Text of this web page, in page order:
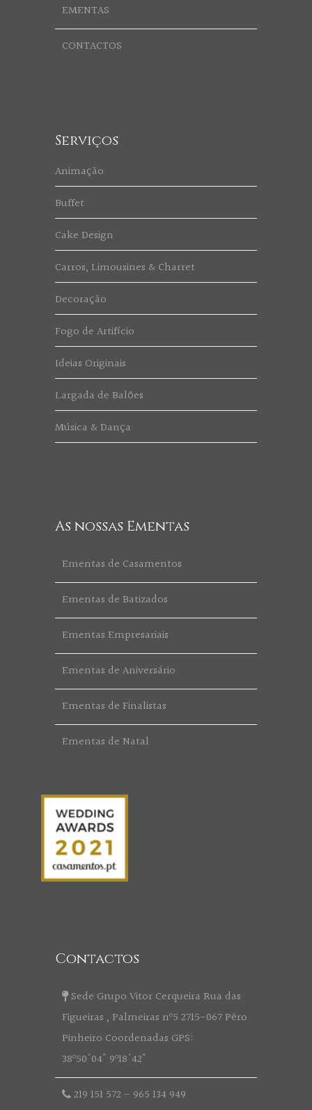
EMENTAS
CONTACTOS
Serviços
Animação
Buffet
Cake Design
Carros, Limousines & Charret
Decoração
Fogo de Artifício
Ideias Originais
Largada de Balões
Música & Dança
As nossas Ementas
Ementas de Casamentos
Ementas de Batizados
Ementas Empresariais
Ementas de Aniversário
Ementas de Finalistas
Ementas de Natal
Contactos
Sede Grupo Vitor Cerqueira Rua das
Figueiras , Palmeiras nº5 2715-067 Pêro
Pinheiro Coordenadas GPS:
38º50'04" 9º18'42"
219 151 572 - 965 134 949